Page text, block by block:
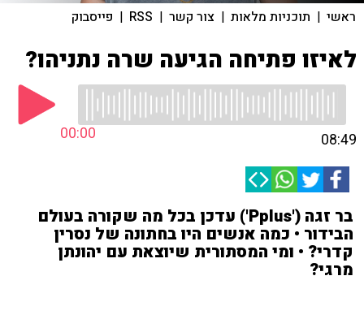
ראשי | תוכניות מלאות | צור קשר |
RSS
| פייסבוק
לאיזו פתיחה הגיעה שרה נתניהו?
00:00 08:49
בר זגה ('Pplus') עדכן בכל מה שקורה בעולם
הבידור • כמה אנשים היו בחתונה של נסרין
קדרי? • ומי המסתורית שיוצאת עם יהונתן
מרגי?